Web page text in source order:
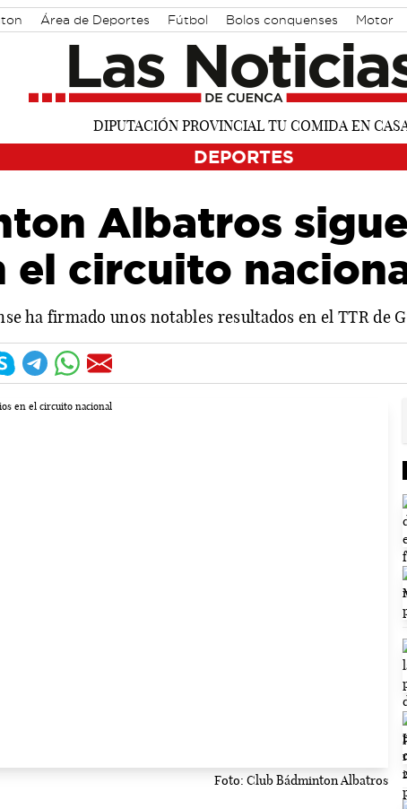
Área de Deportes Fútbol Bolos conquenses Motor
DEPORTES
Albatros
el circuito
ha firmado unos notables resultados en el TTR de
Foto: Club Bádminton Albatros